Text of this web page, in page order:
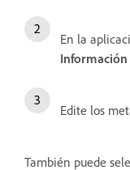
En la
Edite los
También puede